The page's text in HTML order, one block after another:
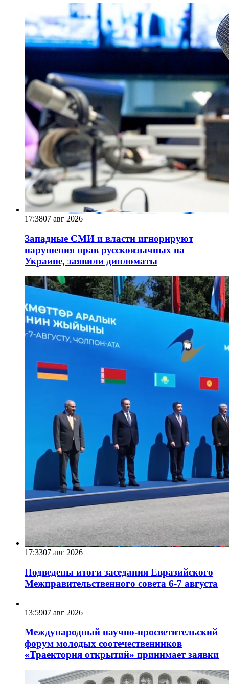
17:3807 авг 2026
Западные СМИ и власти игнорируют
нарушения прав русскоязычных на
Украине, заявили дипломаты
17:3307 авг 2026
Подведены итоги заседания Евразийского
Межправительственного совета 6-7 августа
13:5907 авг 2026
Международный научно-просветительский
форум молодых соотечественников
«Траектория открытий» принимает заявки